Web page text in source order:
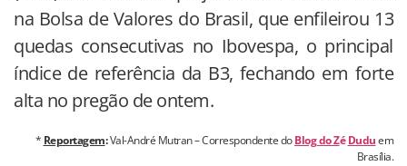
na Bolsa de Valores do Brasil, que enfileirou 13
quedas consecutivas no Ibovespa, o principal
índice de referência da B3, fechando em forte
alta no pregão de ontem.
* Reportagem:Val-André Mutran – Correspondente doBlog do ZéDuduem
Brasília.